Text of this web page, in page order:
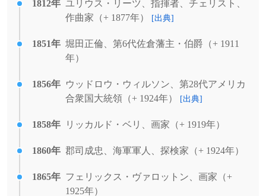
1812年 ユリウス・リーツ、指揮者、チェリスト、
作曲家（+ 1877年）
[出典]
1851年 堀田正倫、第6代佐倉藩主・伯爵（+ 1911
年）
1856年 ウッドロウ・ウィルソン、第28代アメリカ
合衆国大統領（+ 1924年）
[出典]
1858年 リッカルド・ベリ、画家（+ 1919年）
1860年 郡司成忠、海軍軍人、探検家（+ 1924年）
1865年 フェリックス・ヴァロットン、画家（+
1925年）